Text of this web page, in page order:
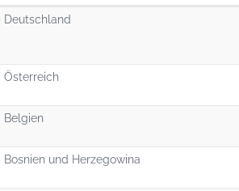
Deutschland
Österreich
Belgien
Bosnien und Herzegowina